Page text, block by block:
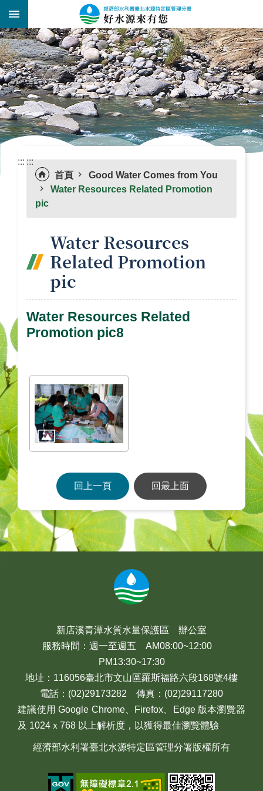
跳到主要內容區塊
::: _
::: :::
首頁
Good Water Comes from You
Water Resources Related Promotion
pic
Water Resources
Related Promotion
pic
Water Resources Related
Promotion pic8
回上一頁 回最上面
:::
新店溪青潭水質水量保護區 辦公室
服務時間：週一至週五 AM08:00~12:00
PM13:30~17:30
地址：116056臺北市文山區羅斯福路六段168號4樓
電話：(02)29173282 傳真：(02)29117280
建議使用 Google Chrome、Firefox、Edge 版本瀏覽器
及 1024ｘ768 以上解析度，以獲得最佳瀏覽體驗
經濟部水利署臺北水源特定區管理分署版權所有